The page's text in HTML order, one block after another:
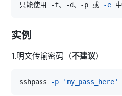
只能使用 -f、-d、-p 或
-e
实例
1.明文传输密码（不建议）
sshpass -p 'my_pass_here'